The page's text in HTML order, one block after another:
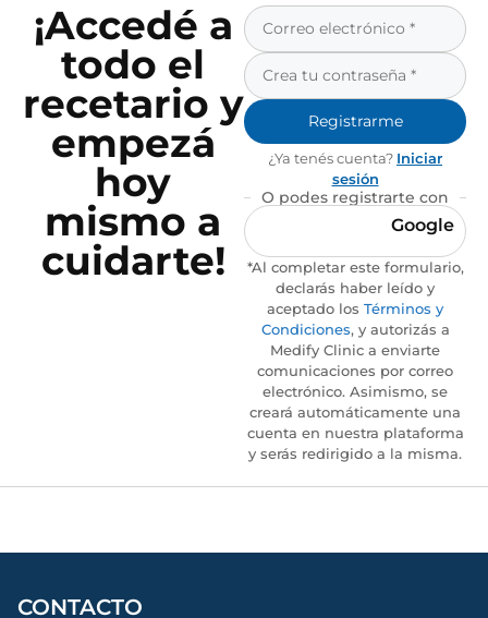
¡Accedé a
todo el
recetario y
empezá
hoy
mismo a
cuidarte!
Registrarme
¿Ya tenés cuenta? Iniciar
sesión
O podes registrarte con
Google
*Al completar este formulario,
declarás haber leído y
aceptado los Términos y
Condiciones, y autorizás a
Medify Clinic a enviarte
comunicaciones por correo
electrónico. Asimismo, se
creará automáticamente una
cuenta en nuestra plataforma
y serás redirigido a la misma.
CONTACTO